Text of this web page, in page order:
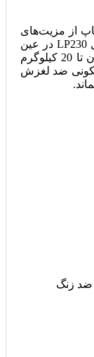
از مزیت‌های
آن است. پایه نگهدارنده لپ تاپ یوگرین مدل LP230 در عین
حال که بسیار سبک است اما توان تحمل وزن تا 20 کیلوگرم
ضد لغزش